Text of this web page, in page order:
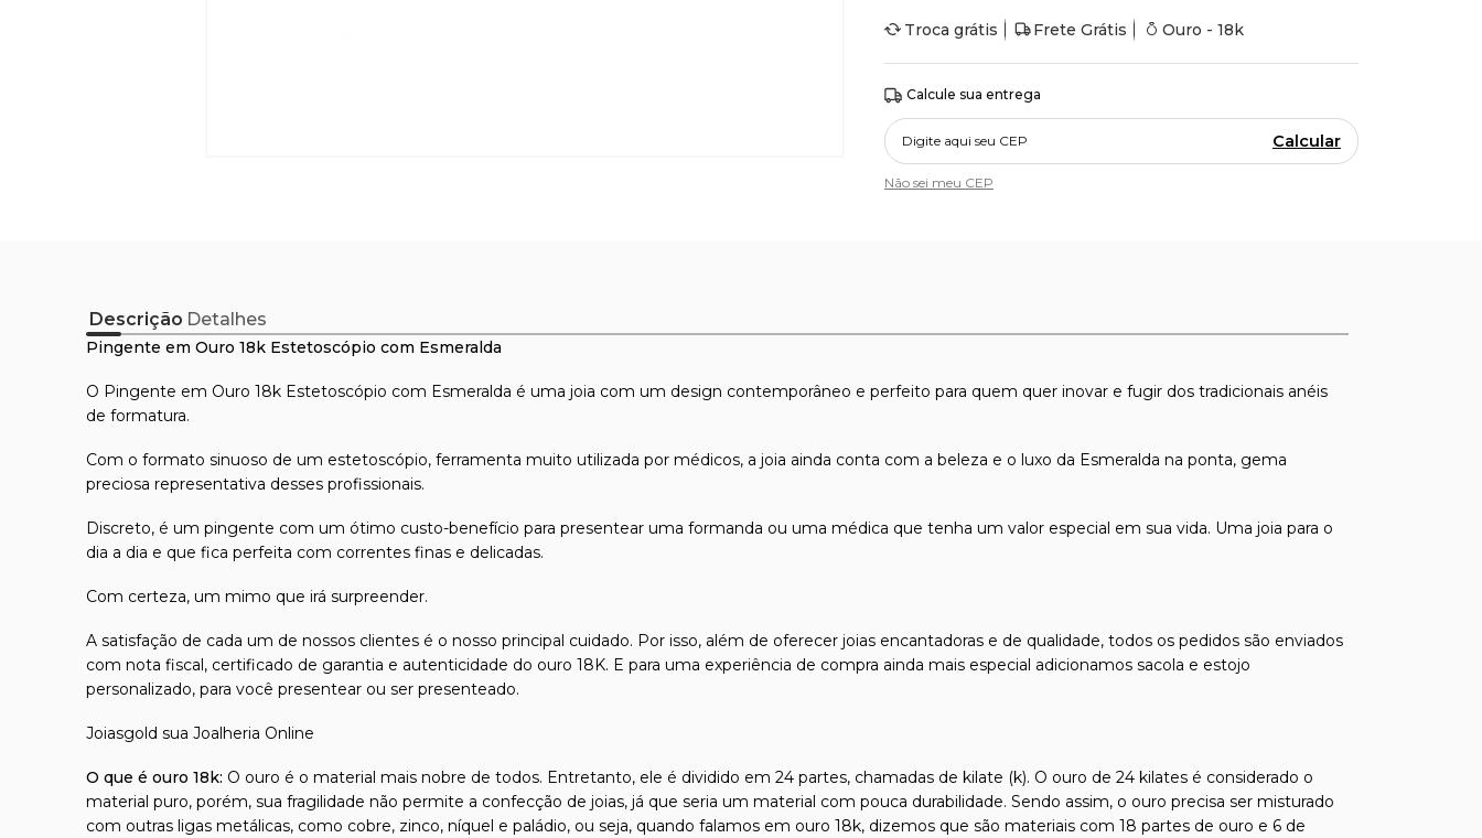
Troca grátis Frete Grátis Ouro - 18k
Calcule sua entrega
Calcular
Não sei meu CEP
Descrição Detalhes
Pingente em Ouro 18k Estetoscópio com Esmeralda
O Pingente em Ouro 18k Estetoscópio com Esmeralda é uma joia com um design contemporâneo e perfeito para quem quer inovar e fugir dos tradicionais anéis
de formatura.
Com o formato sinuoso de um estetoscópio, ferramenta muito utilizada por médicos, a joia ainda conta com a beleza e o luxo da Esmeralda na ponta, gema
preciosa representativa desses profissionais.
Discreto, é um pingente com um ótimo custo-benefício para presentear uma formanda ou uma médica que tenha um valor especial em sua vida. Uma joia para o
dia a dia e que fica perfeita com correntes finas e delicadas.
Com certeza, um mimo que irá surpreender.
A satisfação de cada um de nossos clientes é o nosso principal cuidado. Por isso, além de oferecer joias encantadoras e de qualidade, todos os pedidos são enviados
com nota fiscal, certificado de garantia e autenticidade do ouro 18K. E para uma experiência de compra ainda mais especial adicionamos sacola e estojo
personalizado, para você presentear ou ser presenteado.
Joiasgold sua Joalheria Online
O que é ouro 18k: O ouro é o material mais nobre de todos. Entretanto, ele é dividido em 24 partes, chamadas de kilate (k). O ouro de 24 kilates é considerado o
material puro, porém, sua fragilidade não permite a confecção de joias, já que seria um material com pouca durabilidade. Sendo assim, o ouro precisa ser misturado
com outras ligas metálicas, como cobre, zinco, níquel e paládio, ou seja, quando falamos em ouro 18k, dizemos que são materiais com 18 partes de ouro e 6 de